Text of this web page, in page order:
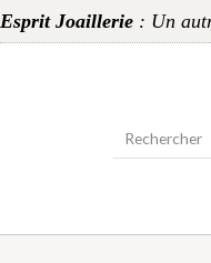
Esprit Joaillerie : Un